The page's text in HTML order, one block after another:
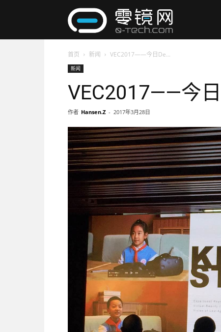
首页 新闻 VEC2017——今日De...
新闻
VEC2017——今
作者 Hansen.Z - 2017年3月28日